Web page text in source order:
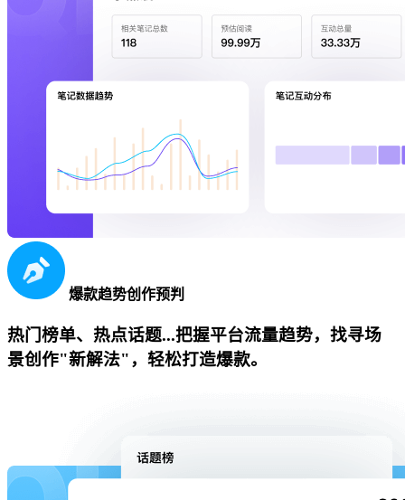
爆款趋势创作预判
热门榜单、热点话题...把握平台流量趋势，找寻场
景创作"新解法"，轻松打造爆款。